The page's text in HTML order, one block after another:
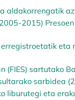
aldakorrengatik
2015)
sartutako
sarbidea
liburutegi eta